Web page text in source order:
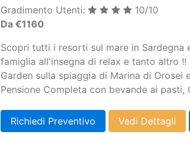
Gradimento Utenti:
10/10
Da €1160
Scopri tutti i resorti sul mare in
famiglia all'insegna di relax e tanto altro
Garden sulla spiaggia di Marina di
Pensione Completa con bevande ai
Richiedi Preventivo Vedi Dettagli